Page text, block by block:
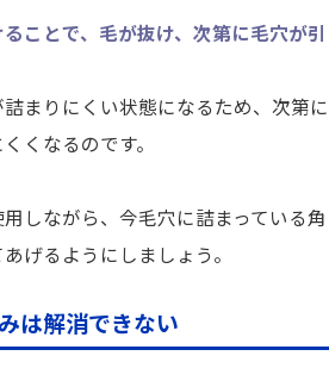
ことで、毛が抜け、次第に毛穴が引
まりにくい状態になるため、次第に
くなるのです。
しながら、今毛穴に詰まっている角
げるようにしましょう。
は解消できない